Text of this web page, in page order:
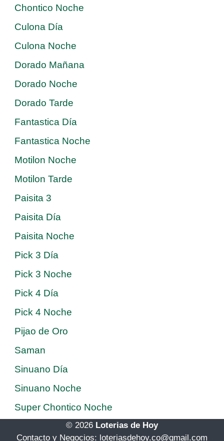
Chontico Noche
Culona Día
Culona Noche
Dorado Mañana
Dorado Noche
Dorado Tarde
Fantastica Día
Fantastica Noche
Motilon Noche
Motilon Tarde
Paisita 3
Paisita Día
Paisita Noche
Pick 3 Día
Pick 3 Noche
Pick 4 Día
Pick 4 Noche
Pijao de Oro
Saman
Sinuano Día
Sinuano Noche
Super Chontico Noche
© 2026 Loterias de Hoy
Contacto y Negocios: loteriasdehoy.co@gmail.com